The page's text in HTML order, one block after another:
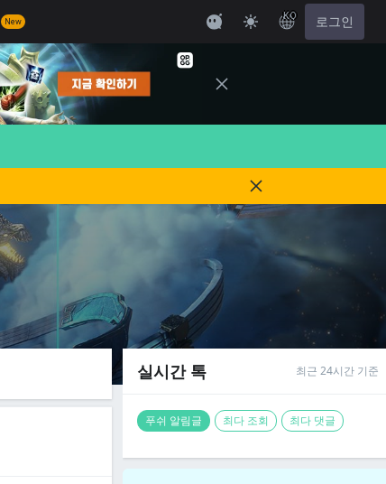
New
KO 로그인
실시간 톡 최근 24시간 기준
푸쉬 알림글 최다 조회 최다 댓글